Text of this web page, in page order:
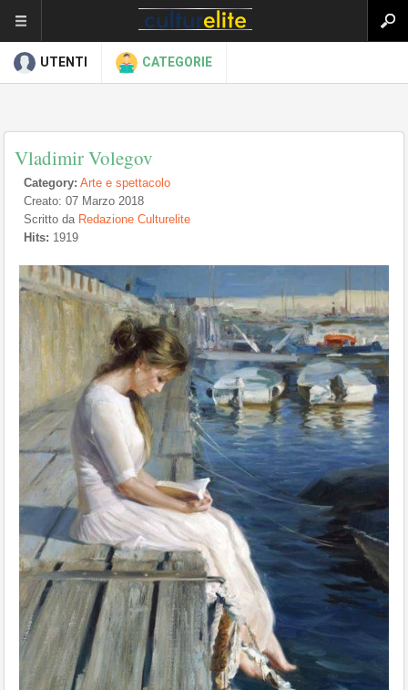
UTENTI CATEGORIE
Vladimir Volegov
Category: Arte e spettacolo
Creato: 07 Marzo 2018
Scritto da Redazione Culturelite
Hits: 1919